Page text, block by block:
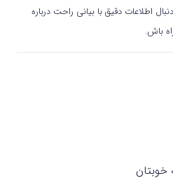
اطلاعات دقیق با بیانی راحت درباره
باش.
خوبتان